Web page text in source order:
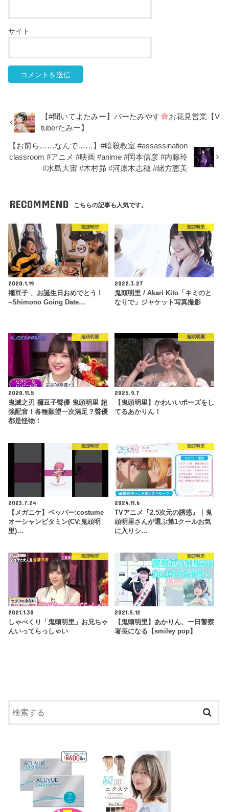
サイト
【#聞いてよたみー】バーたみやす
お花見営業【V
tuberたみー】
【お前ら……なんで……】#暗殺教室 #assassination
classroom #アニメ #映画 #anime #岡本信彦 #内藤玲
#水島大宙 #木村昴 #河原木志穂 #緒方恵美
RECOMMEND こちらの記事も人気です。
鬼頭明里
2020.1.19
禰豆子 、お誕生日おめでとう !
~Shimono Going Date…
鬼頭明里
2022.3.27
鬼頭明里 / Akari Kito「キミのと
なりで」ジャケット写真撮影
鬼頭明里
2020.11.5
鬼滅之刃 禰豆子聲優 鬼頭明里 超
強配音！各種願望一次滿足？聲優
都是怪物！
鬼頭明里
2025.9.7
【鬼頭明里】かわいいポーズをし
てるあかりん！
鬼頭明里
2023.7.24
【メガニケ】ペッパー:costume
オーシャンビタミン(CV:鬼頭明
里)…
鬼頭明里
2024.11.6
TVアニメ『2.5次元の誘惑』｜鬼
頭明里さんが選ぶ第1クールお気
に入りシ…
鬼頭明里
2021.1.30
しゃべくり「鬼頭明里」お兄ちゃ
んいってらっしゃい
鬼頭明里
2021.5.12
【鬼頭明里】あかりん、一日警察
署長になる【smiley pop】